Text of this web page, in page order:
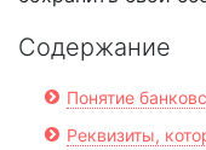
Содержание
Понятие
Реквизиты,